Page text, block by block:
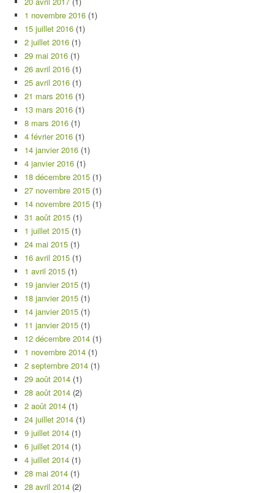
1 novembre 2016 (1)
15 juillet 2016 (1)
2 juillet 2016 (1)
29 mai 2016 (1)
26 avril 2016 (1)
25 avril 2016 (1)
21 mars 2016 (1)
13 mars 2016 (1)
8 mars 2016 (1)
4 février 2016 (1)
14 janvier 2016 (1)
4 janvier 2016 (1)
18 décembre 2015 (1)
27 novembre 2015 (1)
14 novembre 2015 (1)
31 août 2015 (1)
1 juillet 2015 (1)
24 mai 2015 (1)
16 avril 2015 (1)
1 avril 2015 (1)
19 janvier 2015 (1)
18 janvier 2015 (1)
14 janvier 2015 (1)
11 janvier 2015 (1)
12 décembre 2014 (1)
1 novembre 2014 (1)
2 septembre 2014 (1)
29 août 2014 (1)
28 août 2014 (2)
2 août 2014 (1)
24 juillet 2014 (1)
9 juillet 2014 (1)
6 juillet 2014 (1)
4 juillet 2014 (1)
28 mai 2014 (1)
28 avril 2014 (2)